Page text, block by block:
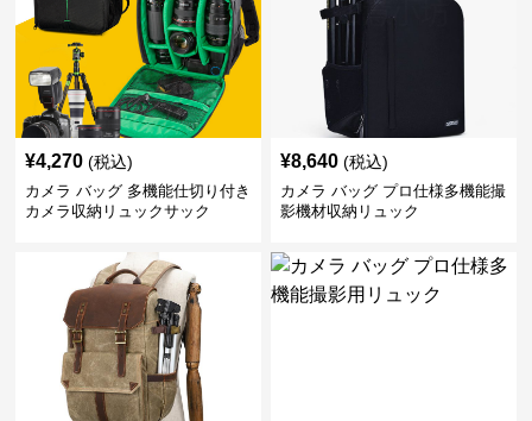
¥4,270 (税込)
カメラ バッグ 多機能仕切り付き
カメラ収納リュックサック
¥8,640 (税込)
カメラ バッグ プロ仕様多機能撮
影機材収納リュック